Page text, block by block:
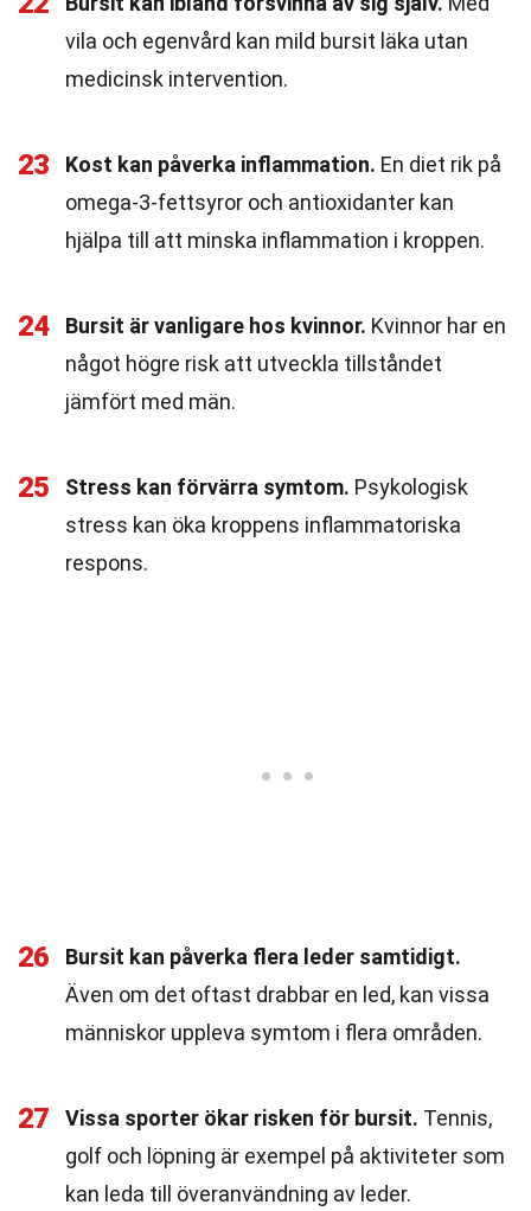
vila och egenvård kan mild bursit läka utan
medicinsk intervention.
23 Kost kan påverka inflammation. En diet rik på
omega-3-fettsyror och antioxidanter kan
hjälpa till att minska inflammation i kroppen.
24 Bursit är vanligare hos kvinnor. Kvinnor har en
något högre risk att utveckla tillståndet
jämfört med män.
25 Stress kan förvärra symtom. Psykologisk
stress kan öka kroppens inflammatoriska
respons.
26
Bursit kan påverka flera leder samtidigt.
Även om det oftast drabbar en led, kan vissa
människor uppleva symtom i flera områden.
27 Vissa sporter ökar risken för bursit. Tennis,
golf och löpning är exempel på aktiviteter som
kan leda till överanvändning av leder.